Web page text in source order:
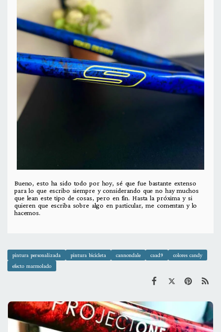
Bueno, esto ha sido todo por hoy, sé que fue bastante extenso
para lo que escribo siempre y considerando que no hay muchos
que lean este tipo de cosas, pero en fin. Hasta la próxima y si
quieren que escriba sobre algo en particular, me comentan y lo
hacemos.
pintura personalizada pintura bicicleta cannondale caad9
colores candy
efecto marmolado